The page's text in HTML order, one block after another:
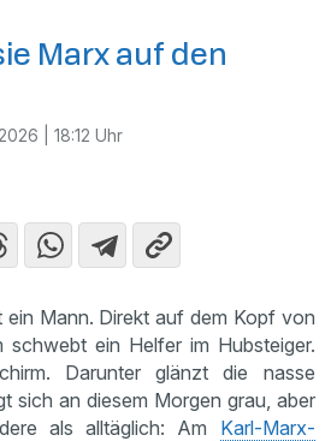
Marx auf den
| 18:12 Uhr
Mann. Direkt auf dem Kopf von
schwebt ein Helfer im Hubsteiger.
Darunter glänzt die nasse
sich an diesem Morgen grau, aber
als alltäglich: Am Karl-Marx-